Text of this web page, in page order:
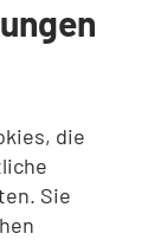
die
Sie